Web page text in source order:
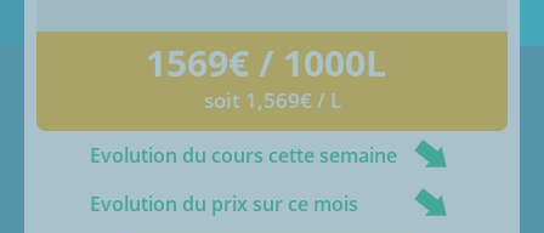
1569€ / 1000L
soit 1,569€ / L
Evolution du cours cette semaine
Evolution du prix sur ce mois